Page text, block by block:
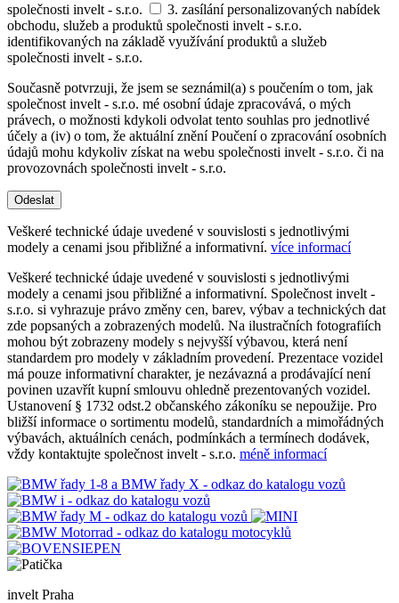
společnosti invelt - s.r.o.
3. zasílání personalizovaných nabídek
obchodu, služeb a produktů společnosti invelt - s.r.o.
identifikovaných na základě využívání produktů a služeb
společnosti invelt - s.r.o.
Současně potvrzuji, že jsem se seznámil(a) s poučením o tom, jak
společnost invelt - s.r.o. mé osobní údaje zpracovává, o mých
právech, o možnosti kdykoli odvolat tento souhlas pro jednotlivé
účely a (iv) o tom, že aktuální znění Poučení o zpracování osobních
údajů mohu kdykoliv získat na webu společnosti invelt - s.r.o. či na
provozovnách společnosti invelt - s.r.o.
Odeslat
Veškeré technické údaje uvedené v souvislosti s jednotlivými
modely a cenami jsou přibližné a informativní. více informací
Veškeré technické údaje uvedené v souvislosti s jednotlivými
modely a cenami jsou přibližné a informativní. Společnost invelt -
s.r.o. si vyhrazuje právo změny cen, barev, výbav a technických dat
zde popsaných a zobrazených modelů. Na ilustračních fotografiích
mohou být zobrazeny modely s nejvyšší výbavou, která není
standardem pro modely v základním provedení. Prezentace vozidel
má pouze informativní charakter, je nezávazná a prodávající není
povinen uzavřít kupní smlouvu ohledně prezentovaných vozidel.
Ustanovení § 1732 odst.2 občanského zákoníku se nepoužije. Pro
bližší informace o sortimentu modelů, standardních a mimořádných
výbavách, aktuálních cenách, podmínkách a termínech dodávek,
vždy kontaktujte společnost invelt - s.r.o. méně informací
invelt Praha